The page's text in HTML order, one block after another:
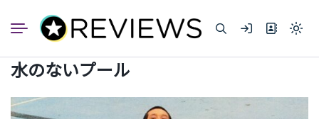
ン
Light
dark)
水のないプール